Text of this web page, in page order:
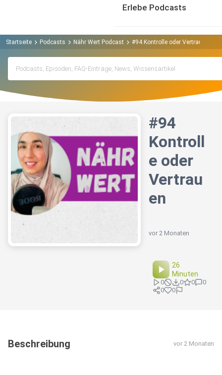
Erlebe Podcasts
Startseite Podcasts Nähr Wert Podcast #94 Kontrolle oder Vertrauen
#94
Kontroll
e oder
Vertrau
en
vor 2 Monaten
26
Minuten
0 0 0
0
0
0
Beschreibung vor 2 Monaten